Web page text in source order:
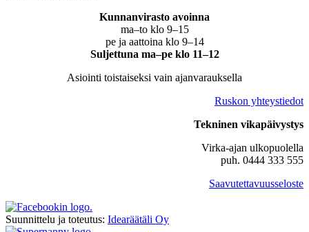
Kunnanvirasto avoinna
ma–to klo 9–15
pe ja aattoina klo 9–14
Suljettuna ma–pe klo 11–12
Asiointi toistaiseksi vain ajanvarauksella
Ruskon yhteystiedot
Tekninen vikapäivystys
Virka-ajan ulkopuolella
puh. 0444 333 555
Saavutettavuusseloste
Suunnittelu ja toteutus: Idearäätäli Oy